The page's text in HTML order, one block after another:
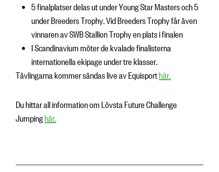
5 finalplatser delas ut under Young Star Masters och 5
under Breeders Trophy. Vid Breeders Trophy får även
vinnaren av SWB Stallion Trophy en plats i finalen
I Scandinavium möter de kvalade finalisterna
internationella ekipage under tre klasser.
Tävlingarna kommer sändas live av Equisporthär.
Du hittar all information om Lövsta Future Challenge
Jumpinghär.